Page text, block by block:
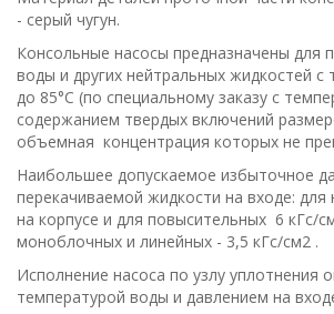
- серый чугун.
Консольные насосы предназначены для
воды и других нейтральных жидкостей с
до 85°С (по специальному заказу с
содержанием твердых включений
объемная концентрация которых не
Наибольшее допускаемое избыточное
перекачиваемой жидкости на входе: для
на корпусе и для повысительных 6 кГс/
моноблочных и линейных - 3,5 кГс/см2 .
Исполнение насоса по узлу уплотнения
температурой воды и давлением на